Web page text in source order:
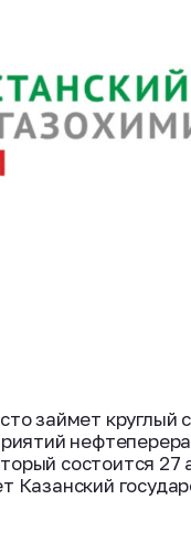
займет круглый
состоится 27
Казанский